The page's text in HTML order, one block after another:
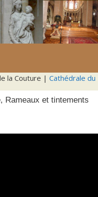
la Couture | Cathédrale du
Rameaux et tintements